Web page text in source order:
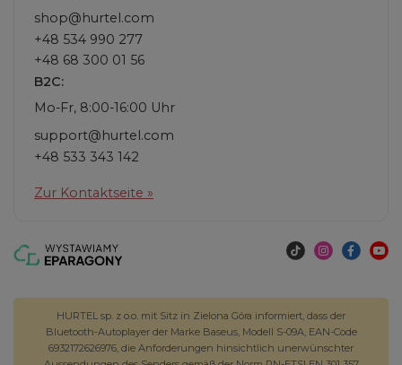
shop@hurtel.com
+48 534 990 277
+48 68 300 01 56
B2C:
Mo-Fr, 8:00-16:00 Uhr
support@hurtel.com
+48 533 343 142
Zur Kontaktseite »
HURTEL sp. z o.o. mit Sitz in Zielona Góra informiert, dass der
Bluetooth-Autoplayer der Marke Baseus, Modell S-09A, EAN-Code
6932172626976, die Anforderungen hinsichtlich unerwünschter